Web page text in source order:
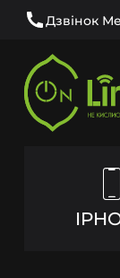
Дзвінок